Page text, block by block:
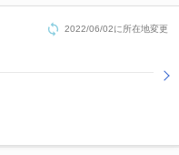
2022/06/02に所在地変更